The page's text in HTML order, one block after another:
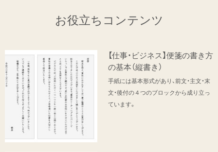
お役立ちコンテンツ
【仕事・ビジネス】便箋の書き方
の基本（縦書き）
手紙には基本形式があり、前文・主文・末
文・後付の４つのブロックから成り立っ
ています。